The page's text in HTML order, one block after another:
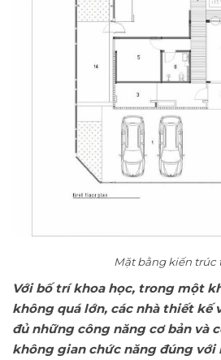
Mặt bằng kiến trúc
Với bố trí khoa học, trong một
không quá lớn, các nhà thiết kế
đủ những công năng cơ bản và
không gian chức năng đúng với